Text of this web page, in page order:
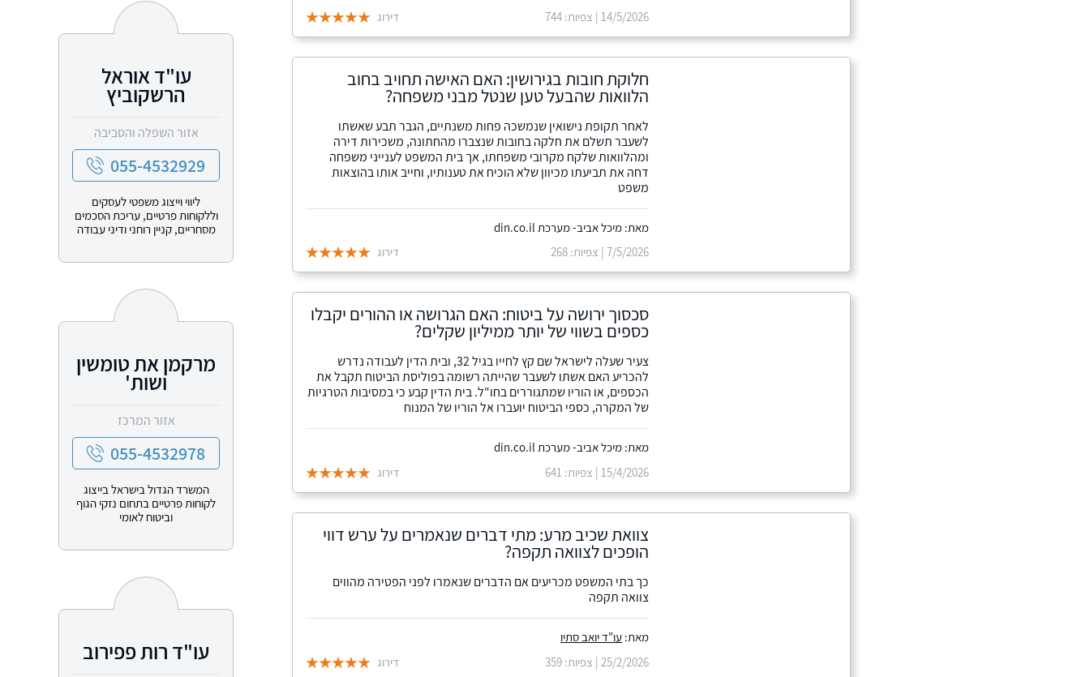
14/5/2026 | צפיות: 744
דירוג
חלוקת חובות בגירושין: האם האישה תחויב בחוב
הלוואות שהבעל טען שנטל מבני משפחה?
לאחר תקופת נישואין שנמשכה פחות משנתיים, הגבר תבע שאשתו
לשעבר תשלם את חלקה בחובות שנצברו מהחתונה, משכירות דירה
ומהלוואות שלקח מקרובי משפחתו, אך בית המשפט לענייני משפחה
דחה את תביעתו מכיוון שלא הוכיח את טענותיו, וחייב אותו בהוצאות
משפט
מאת: מיכל אביב- מערכת din.co.il
7/5/2026 | צפיות: 268
דירוג
סכסוך ירושה על ביטוח: האם הגרושה או ההורים יקבלו
כספים בשווי של יותר ממיליון שקלים?
צעיר שעלה לישראל שם קץ לחייו בגיל 32, ובית הדין לעבודה נדרש
להכריע האם אשתו לשעבר שהייתה רשומה בפוליסת הביטוח תקבל את
הכספים, או הוריו שמתגוררים בחו"ל. בית הדין קבע כי במסיבות הטרגיות
של המקרה, כספי הביטוח יועברו אל הוריו של המנוח
מאת: מיכל אביב- מערכת din.co.il
15/4/2026 | צפיות: 641
דירוג
צוואת שכיב מרע: מתי דברים שנאמרים על ערש דווי
הופכים לצוואה תקפה?
כך בתי המשפט מכריעים אם הדברים שנאמרו לפני הפטירה מהווים
צוואה תקפה
מאת: עו"ד יואב סתיו
25/2/2026 | צפיות: 359
דירוג
עו"ד אוראל
הרשקוביץ
אזור השפלה והסביבה
055-4532929
ליווי וייצוג משפטי לעסקים
וללקוחות פרטיים, עריכת הסכמים
מסחריים, קניין רוחני ודיני עבודה
מרקמן את טומשין
ושות'
אזור המרכז
055-4532978
המשרד הגדול בישראל בייצוג
לקוחות פרטיים בתחום נזקי הגוף
וביטוח לאומי
עו"ד רות פפירוב